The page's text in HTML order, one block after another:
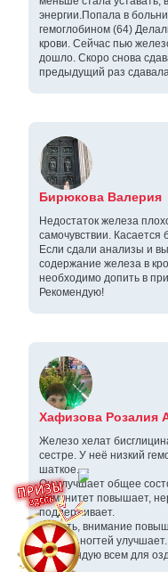
энергии.Попала в
гемоглобином (64)
крови. Сейчас пью
дошло. Скоро снова
предыдущий раз
Бирюкова Валерия
Недостаток железа
самочувствии. Касается
Если сдали анализы и
содержание железа в
необходимо допить в
Рекомендую!
Хафизова Розалия
Железо хелат
сестре. У неё низкий
шаткое.
Он улучшает общее
иммунитет повышает,
поддерживает.
Память, внимание
волос и ногтей улучшает.
Рекомендую всем для